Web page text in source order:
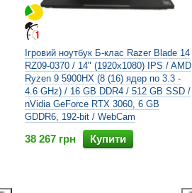
Ігровий ноутбук Б-клас Razer Blade 14
RZ09-0370 / 14" (1920x1080) IPS / AMD
Ryzen 9 5900HX (8 (16) ядер по 3.3 -
4.6 GHz) / 16 GB DDR4 / 512 GB SSD /
nVidia GeForce RTX 3060, 6 GB
GDDR6, 192-bit / WebCam
38 267 грн Купити